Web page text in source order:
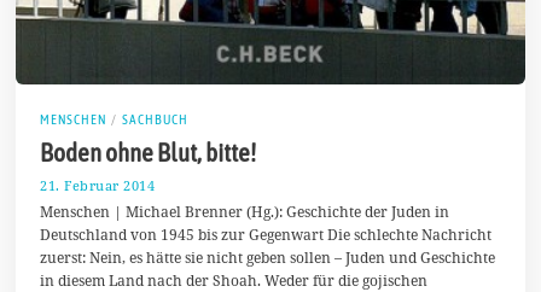
MENSCHEN / SACHBUCH
Boden ohne Blut, bitte!
21. Februar 2014
M
ä
r
z
Menschen | Michael Brenner (Hg.): Geschichte der Juden in
Deutschland von 1945 bis zur Gegenwart Die schlechte Nachricht
zuerst: Nein, es hätte sie nicht geben sollen – Juden und Geschichte
in diesem Land nach der Shoah. Weder für die gojischen